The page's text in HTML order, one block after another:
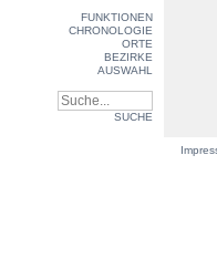
FUNKTIONEN
CHRONOLOGIE
ORTE
BEZIRKE
AUSWAHL
SUCHE